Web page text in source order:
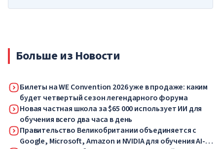
Больше из Новости
Билеты на WE Convention 2026 уже в продаже: каким
будет четвертый сезон легендарного форума
Новая частная школа за $65 000 использует ИИ для
обучения всего два часа в день
Правительство Великобритании объединяется с
Google, Microsoft, Amazon и NVIDIA для обучения AI-